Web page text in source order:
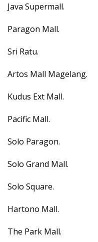
Java Supermall.
Paragon Mall.
Sri Ratu.
Artos Mall Magelang.
Kudus Ext Mall.
Pacific Mall.
Solo Paragon.
Solo Grand Mall.
Solo Square.
Hartono Mall.
The Park Mall.